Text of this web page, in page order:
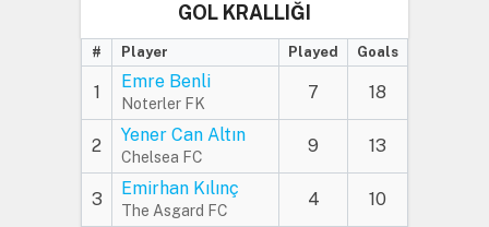
GOL KRALLIĞI
# Player Played Goals
1
Emre Benli
Noterler FK
7 18
2
Yener Can Altın
Chelsea FC
9 13
3
Emirhan Kılınç
The Asgard FC
4 10